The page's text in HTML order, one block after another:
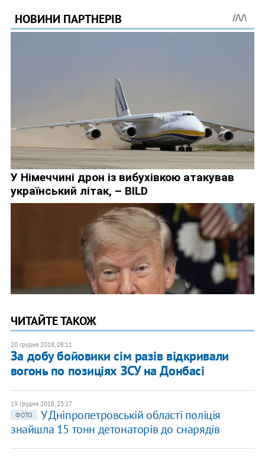
ЧИТАЙТЕ ТАКОЖ
20 грудня 2018, 08:11
За добу бойовики сім разів відкривали
вогонь по позиціях ЗСУ на Донбасі
19 грудня 2018, 23:27
ФОТО
У Дніпропетровській області поліція
знайшла 15 тонн детонаторів до снарядів